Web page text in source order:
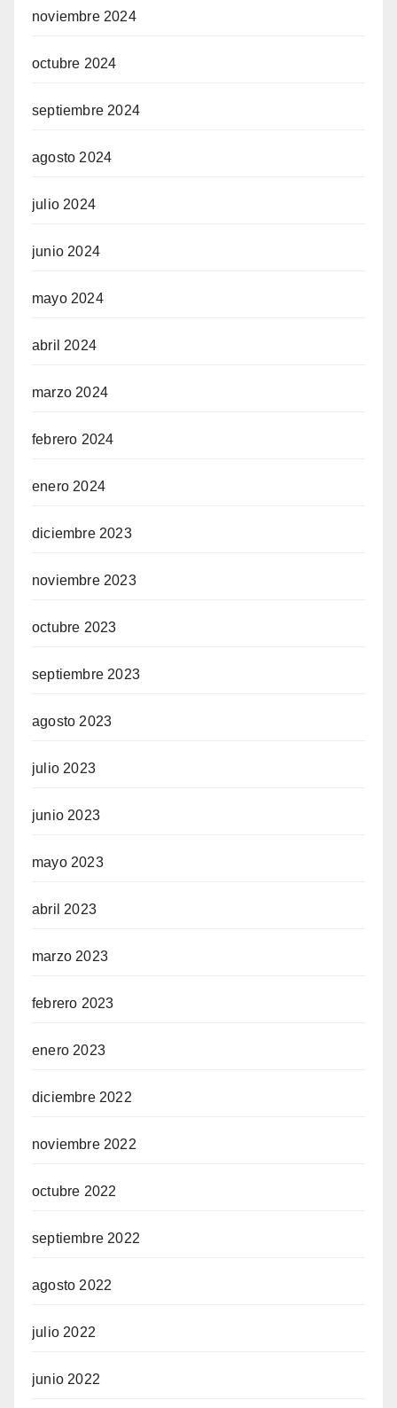
noviembre 2024
octubre 2024
septiembre 2024
agosto 2024
julio 2024
junio 2024
mayo 2024
abril 2024
marzo 2024
febrero 2024
enero 2024
diciembre 2023
noviembre 2023
octubre 2023
septiembre 2023
agosto 2023
julio 2023
junio 2023
mayo 2023
abril 2023
marzo 2023
febrero 2023
enero 2023
diciembre 2022
noviembre 2022
octubre 2022
septiembre 2022
agosto 2022
julio 2022
junio 2022